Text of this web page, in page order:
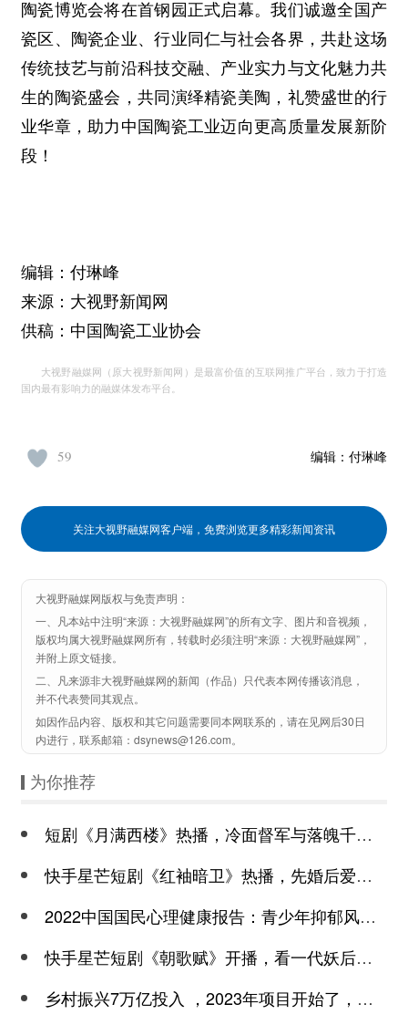
陶瓷博览会将在首钢园正式启幕。我们诚邀全国产
瓷区、陶瓷企业、行业同仁与社会各界，共赴这场
传统技艺与前沿科技交融、产业实力与文化魅力共
生的陶瓷盛会，共同演绎精瓷美陶，礼赞盛世的行
业华章，助力中国陶瓷工业迈向更高质量发展新阶
段！
编辑：付琳峰
来源：大视野新闻网
供稿：中国陶瓷工业协会
大视野融媒网（原大视野新闻网）是最富价值的互联网推广平台，致力于打造
国内最有影响力的融媒体发布平台。
编辑： 付琳峰
59
关注大视野融媒网客户端，免费浏览更多精彩新闻资讯
大视野融媒网版权与免责声明：
一、凡本站中注明“来源：大视野融媒网”的所有文字、图片和音视频，
版权均属大视野融媒网所有，转载时必须注明“来源：大视野融媒网”，
并附上原文链接。
二、凡来源非大视野融媒网的新闻（作品）只代表本网传播该消息，
并不代表赞同其观点。
如因作品内容、版权和其它问题需要同本网联系的，请在见网后30日
内进行，联系邮箱：dsynews@126.com。
为你推荐
短剧《月满西楼》热播，冷面督军与落魄千金谱写民国传奇
快手星芒短剧《红袖暗卫》热播，先婚后爱诠释别样浪漫
2022中国国民心理健康报告：青少年抑郁风险高于成年
快手星芒短剧《朝歌赋》开播，看一代妖后与心机皇上极限拉扯
乡村振兴7万亿投入 ，2023年项目开始了，总有一个适合你